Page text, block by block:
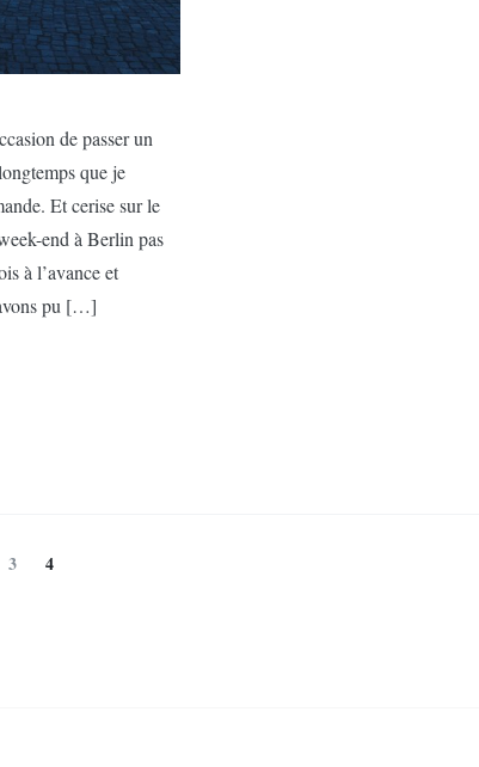
de passer un
que je
Et cerise sur le
end à Berlin pas
à l’avance et
pu […]
Page
3 Page
4